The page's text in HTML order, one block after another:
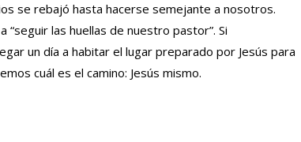
se rebajó hasta hacerse semejante a nosotros.
“seguir las huellas de nuestro pastor”. Si
un día a habitar el lugar preparado por Jesús para
cuál es el camino: Jesús mismo.